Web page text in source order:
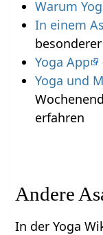
Warum
In einem
Yoga App
Yoga und
erfahren
Andere
In der Yoga